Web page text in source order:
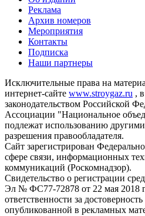
Реклама
Архив номеров
Мероприятия
Контакты
Подписка
Наши партнеры
Исключительные права на
интернет-сайте www.stroygaz.ru ,
законодательством Российской
Ассоциации "Национальное
подлежат использованию
разрешения правообладателя.
Сайт зарегистрирован
сфере связи, информационных
коммуникаций (Роскомнадзор).
Свидетельство о регистрации
Эл № ФС77-72878 от 22 мая 2018
ответственности за
опубликованной в рекламных